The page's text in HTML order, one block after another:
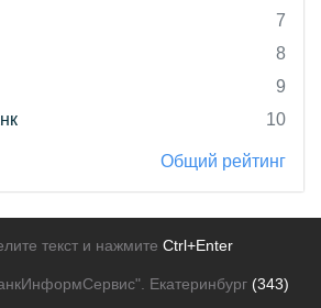
7
8
9
10
Общий рейтинг
текст и нажмите Ctrl+Enter
Екатеринбург (343)